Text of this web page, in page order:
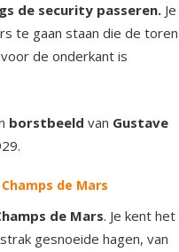
de security passeren. Je
te gaan staan die de toren
de onderkant is
borstbeeld van Gustave
de Mars
de Mars. Je kent het
gesnoeide hagen, van